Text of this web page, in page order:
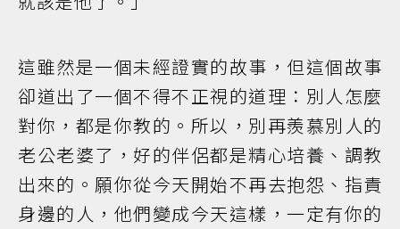
這雖然是一個未經證實的故事，但這個故事
卻道出了一個不得不正視的道理：別人怎麼
對你，都是你教的。所以，別再羨慕別人的
老公老婆了，好的伴侶都是精心培養、調教
出來的。願你從今天開始不再去抱怨、指責
身邊的人，他們變成今天這樣，一定有你的